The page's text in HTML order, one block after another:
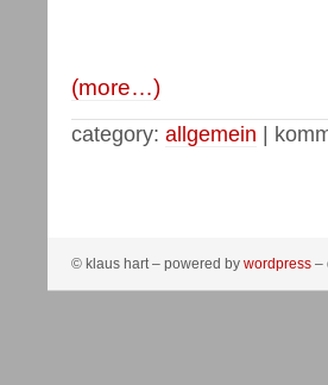
(more…)
category: allgemein
© klaus hart – powered by wordpress –